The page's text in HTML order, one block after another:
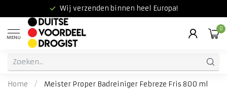
Wij verzenden binnen heel Europa!
MENU
0
Home / Meister Proper Badreiniger Febreze Fris 800 ml